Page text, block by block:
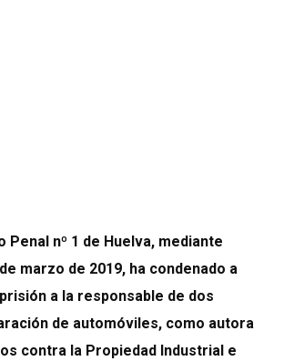
Penal nº 1 de Huelva, mediante
marzo de 2019, ha condenado a
a la responsable de dos
de automóviles, como autora
contra la Propiedad Industrial e